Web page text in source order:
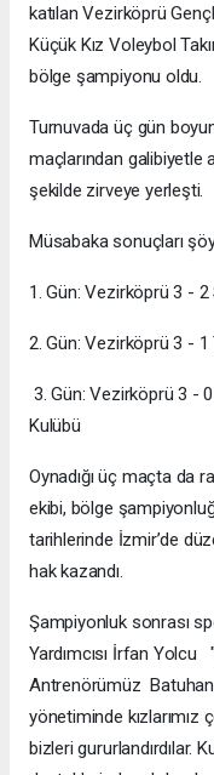
katılan Vezirköprü
Küçük Kız Voleybol
bölge şampiyonu oldu.
Turnuvada üç gün
maçlarından galibiyetle
şekilde zirveye yerleşti.
Müsabaka sonuçları
1. Gün: Vezirköprü 3 -
2. Gün: Vezirköprü 3 -
3. Gün: Vezirköprü 3 -
Kulübü
Oynadığı üç maçta da
ekibi, bölge
tarihlerinde İzmir’de
hak kazandı.
Şampiyonluk sonrası
Yardımcısı İrfan
Antrenörümüz Batuhan
yönetiminde kızlarımız
bizleri gururlandırdılar.